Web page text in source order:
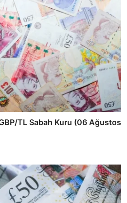
TL Sabah Kuru (06 Ağustos